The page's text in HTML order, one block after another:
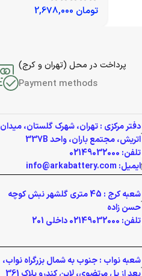
تومان
پرداخت در محل (تهران و کرج)
Payment methods
دفتر مرکزی : تهران، شهرک گلستان، میدان
اتریش، مجتمع باران، واحد 337B
تلفن: 02149032000
ایمیل: info@arkabattery.com
شعبه کرج : 45 متری گلشهر نبش کوچه
حسن زاده
تلفن: 02149032000 داخلی 201
شعبه نواب : جنوب به شمال بزرگراه نواب،